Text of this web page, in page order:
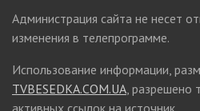
Администрация сайта не несет
изменения в телепрограмме.
Использование информации,
TVBESEDKA.COM.UA , разрешено
активных ссылок на источник.